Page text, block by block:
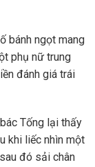
bánh ngọt mang
phụ nữ trung
đánh giá trái
Tống lại thấy
khi liếc nhìn một
đó sải chân